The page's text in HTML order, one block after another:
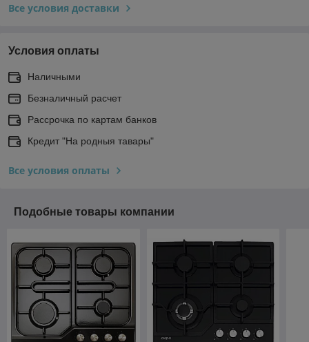
Все условия доставки
Условия оплаты
Наличными
Безналичный расчет
Рассрочка по картам банков
Кредит "На родныя тавары"
Все условия оплаты
Подобные товары компании